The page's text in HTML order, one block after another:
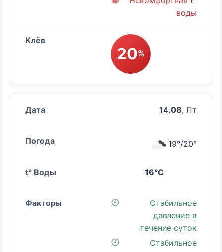
воды
20%
14.08, Пт
19°/20°
16°C
Стабильное
давление в
течение суток
Стабильное